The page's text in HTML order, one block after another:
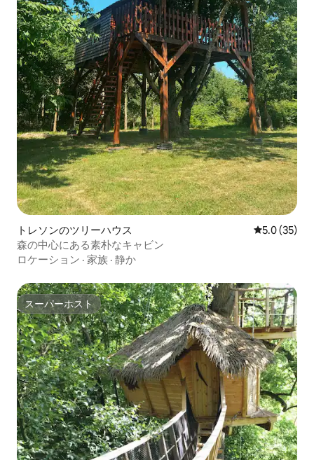
トレソンのツリーハウス レビュー35
5.0 (35)
森の中心にある素朴なキャビン
ロケーション · 家族 · 静か
スーパーホスト
スーパーホスト